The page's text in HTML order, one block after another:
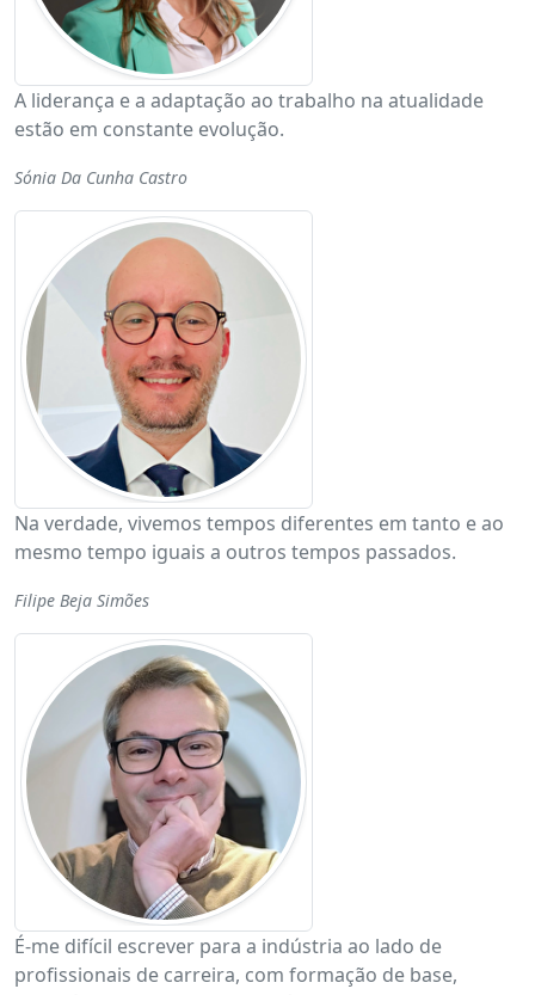
A liderança e a adaptação ao trabalho na atualidade
estão em constante evolução.
Sónia Da Cunha Castro
Na verdade, vivemos tempos diferentes em tanto e ao
mesmo tempo iguais a outros tempos passados.
Filipe Beja Simões
É-me difícil escrever para a indústria ao lado de
profissionais de carreira, com formação de base,